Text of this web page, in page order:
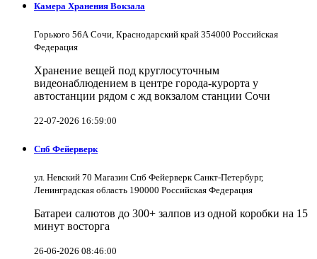
Камера Хранения Вокзала
Горького 56А Сочи, Краснодарский край 354000 Российская
Федерация
Хранение вещей под круглосуточным
видеонаблюдением в центре города-курорта у
автостанции рядом с жд вокзалом станции Сочи
22-07-2026 16:59:00
Спб Фейерверк
ул. Невский 70 Магазин Спб Фейерверк Санкт-Петербург,
Ленинградская область 190000 Российская Федерация
Батареи салютов до 300+ залпов из одной коробки на 15
минут восторга
26-06-2026 08:46:00